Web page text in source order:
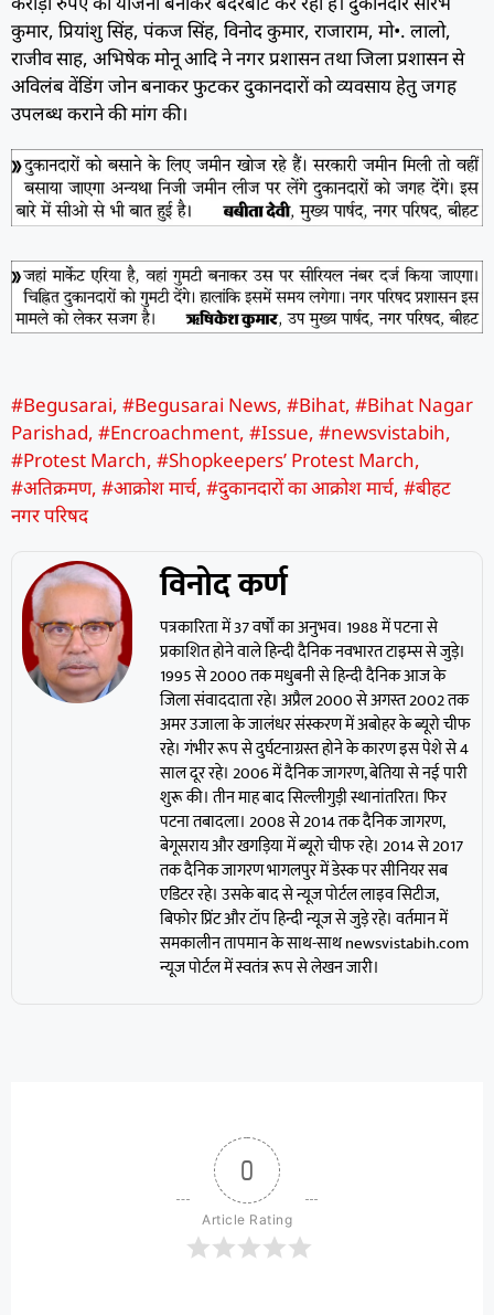
कुमार, प्रियांशु सिंह, पंकज सिंह, विनोद कुमार, राजाराम, मो•. लालो,
राजीव साह, अभिषेक मोनू आदि ने नगर प्रशासन तथा जिला प्रशासन से
अविलंब वेंडिंग जोन बनाकर फुटकर दुकानदारों को व्यवसाय हेतु जगह
उपलब्ध कराने की मांग की।
#Begusarai, #Begusarai News, #Bihat, #Bihat Nagar
Parishad, #Encroachment, #Issue, #newsvistabih,
#Protest March, #Shopkeepers’ Protest March,
#अतिक्रमण, #आक्रोश मार्च, #दुकानदारों का आक्रोश मार्च, #बीहट
नगर परिषद
विनोद कर्ण
पत्रकारिता में 37 वर्षों का अनुभव। 1988 में पटना से
प्रकाशित होने वाले हिन्दी दैनिक नवभारत टाइम्स से जुड़े।
1995 से 2000 तक मधुबनी से हिन्दी दैनिक आज के
जिला संवाददाता रहे। अप्रैल 2000 से अगस्त 2002 तक
अमर उजाला के जालंधर संस्करण में अबोहर के ब्यूरो चीफ
रहे। गंभीर रूप से दुर्घटनाग्रस्त होने के कारण इस पेशे से 4
साल दूर रहे। 2006 में दैनिक जागरण, बेतिया से नई पारी
शुरू की। तीन माह बाद सिल्लीगुड़ी स्थानांतरित। फिर
पटना तबादला। 2008 से 2014 तक दैनिक जागरण,
बेगूसराय और खगड़िया में ब्यूरो चीफ रहे। 2014 से 2017
तक दैनिक जागरण भागलपुर में डेस्क पर सीनियर सब
एडिटर रहे। उसके बाद से न्यूज पोर्टल लाइव सिटीज,
बिफोर प्रिंट और टॉप हिन्दी न्यूज से जुड़े रहे। वर्तमान में
समकालीन तापमान के साथ-साथ newsvistabih.com
न्यूज पोर्टल में स्वतंत्र रूप से लेखन जारी।
0
Article Rating